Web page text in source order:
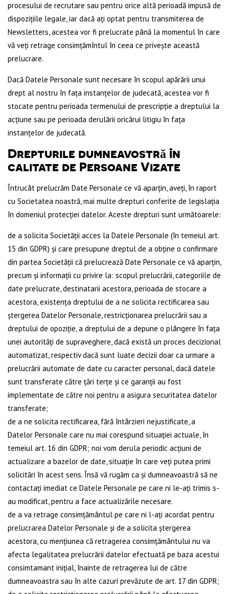
procesului de recrutare sau pentru orice altă perioadă impusă de
dispozițiile legale, iar dacă ați optat pentru transmiterea de
Newsletters, acestea vor fi prelucrate până la momentul în care
vă veți retrage consimțămîntul în ceea ce privește această
prelucrare.
Dacă Datele Personale sunt necesare în scopul apărării unui
drept al nostru în fața instanțelor de judecată, acestea vor fi
stocate pentru perioada termenului de prescripție a dreptului la
acțiune sau pe perioada derulării oricărui litigiu în fața
instanțelor de judecată.
Drepturile dumneavostră în
calitate de Persoane Vizate
Întrucât prelucrăm Date Personale ce vă aparțin, aveți, în raport
cu Societatea noastră, mai multe drepturi conferite de legislația
în domeniul protecției datelor. Aceste drepturi sunt următoarele:
de a solicita Societății acces la Datele Personale (în temeiul art.
15 din GDPR) și care presupune dreptul de a obține o confirmare
din partea Societății că prelucrează Date Personale ce vă aparțin,
precum și informații cu privire la: scopul prelucrării, categoriile de
date prelucrate, destinatarii acestora, perioada de stocare a
acestora, existența dreptului de a ne solicita rectificarea sau
ștergerea Datelor Personale, restricționarea prelucrării sau a
dreptului de opoziție, a dreptului de a depune o plângere în fața
unei autorități de supraveghere, dacă există un proces decizional
automatizat, respectiv dacă sunt luate decizii doar ca urmare a
prelucrării automate de date cu caracter personal, dacă datele
sunt transferate către țări terțe și ce garanții au fost
implementate de către noi pentru a asigura securitatea datelor
transferate;
de a ne solicita rectificarea, fără întârzieri nejustificate, a
Datelor Personale care nu mai corespund situației actuale, în
temeiul art. 16 din GDPR; noi vom derula periodic acțiuni de
actualizare a bazelor de date, situație în care veți putea primi
solicitări în acest sens. Însă vă rugăm ca și dumneavoastră să ne
contactați imediat ce Datele Personale pe care ni le-ați trimis s-
au modificat, pentru a face actualizările necesare.
de a va retrage consimțământul pe care ni l-ați acordat pentru
prelucrarea Datelor Personale și de a solicita ștergerea
acestora, cu mențiunea că retragerea consimțământului nu va
afecta legalitatea prelucrării datelor efectuată pe baza acestui
consimtamant inițial, înainte de retragerea lui de către
dumneavoastra sau în alte cazuri prevăzute de art. 17 din GDPR;